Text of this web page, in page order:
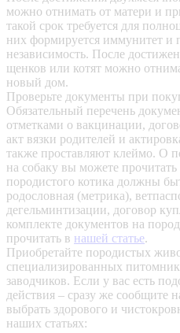
можно отнимать от матери и
такой срок требуется для
них формируется иммунитет и
независимость. После
щенков или котят можно
новый дом.
Проверьте документы при
Обязательный перечень
отметками о вакцинации,
акт вязки родителей и
также проставляют клеймо. О
на собаку вы можете прочитать
породистого котика должны
родословная (метрика),
дегельминтизации, договор
комплекте документов на
прочитать в нашей статье.
Приобретайте породистых
специализированных
заводчиков. Если у вас есть
действия – сразу же сообщите
выбрать здорового и
наших статьях: